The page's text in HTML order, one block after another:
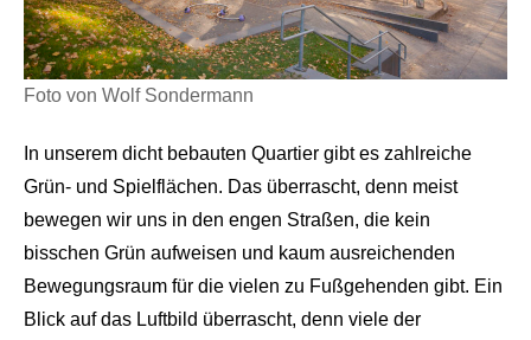
Foto von Wolf Sondermann
In unserem dicht bebauten Quartier gibt es zahlreiche
Grün- und Spielflächen. Das überrascht, denn meist
bewegen wir uns in den engen Straßen, die kein
bisschen Grün aufweisen und kaum ausreichenden
Bewegungsraum für die vielen zu Fußgehenden gibt. Ein
Blick auf das Luftbild überrascht, denn viele der